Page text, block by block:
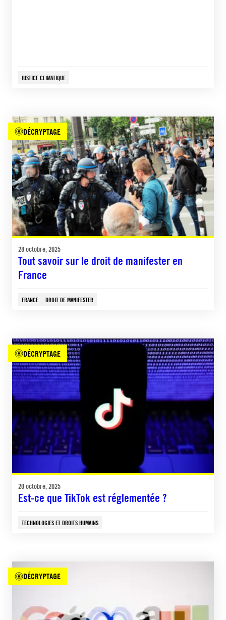
JUSTICE CLIMATIQUE
DÉCRYPTAGE
28 octobre, 2025
Tout savoir sur le droit de manifester en
France
FRANCE DROIT DE MANIFESTER
DÉCRYPTAGE
20 octobre, 2025
Est-ce que TikTok est réglementée ?
TECHNOLOGIES ET DROITS HUMAINS
DÉCRYPTAGE